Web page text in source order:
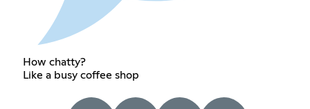
How chatty?
Like a busy coffee shop